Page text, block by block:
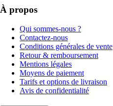
À propos
Qui sommes-nous ?
Contactez-nous
Conditions générales de vente
Retour & remboursement
Mentions légales
Moyens de paiement
Tarifs et options de livraison
Avis de confidentialité